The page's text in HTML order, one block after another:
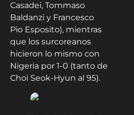
Casadei, Tommaso
Baldanzi y Francesco
Pio Esposito), mientras
que los surcoreanos
hicieron lo mismo con
Nigeria por 1-0 (tanto de
Choi Seok-Hyun al 95).